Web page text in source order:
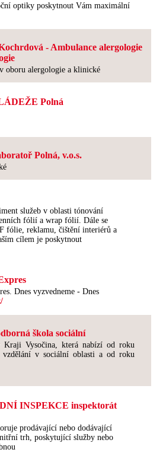
optiky poskytnout Vám maximální
- Ambulance alergologie
oboru alergologie a klinické
Polná
Polná, v.o.s.
služeb v oblasti tónování
fólií a wrap fólií. Dále se
fólie, reklamu, čištění interiérů a
cílem je poskytnout
Dnes vyzvedneme - Dnes
škola sociální
Kraji Vysočina, která nabízí od roku
vzdělání v sociální oblasti a od roku
INSPEKCE inspektorát
prodávající nebo dodávající
trh, poskytující služby nebo